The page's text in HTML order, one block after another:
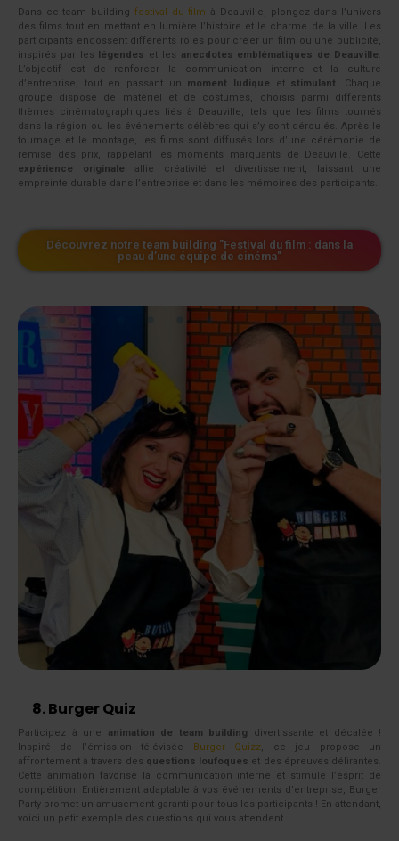
Dans ce team building festival du film à Deauville, plongez dans l’univers
des films tout en mettant en lumière l’histoire et le charme de la ville. Les
participants endossent différents rôles pour créer un film ou une publicité,
inspirés par les légendes et les anecdotes emblématiques de Deauville
L’objectif est de renforcer la communication interne et la culture
d’entreprise, tout en passant un moment ludique et stimulant
. Chaque
groupe dispose de matériel et de costumes, choisis parmi différents
thèmes cinématographiques liés à Deauville, tels que les films tournés
dans la région ou les événements célèbres qui s’y sont déroulés. Après le
tournage et le montage, les films sont diffusés lors d’une cérémonie de
remise des prix, rappelant les moments marquants de Deauville. Cette
expérience originale allie créativité et divertissement, laissant une
empreinte durable dans l’entreprise et dans les mémoires des participants.
Découvrez notre team building "Festival du film : dans la
peau d’une équipe de cinéma"
8. Burger Quiz
Participez à une animation de team building
divertissante et décalée !
Inspiré de l’émission télévisée
Burger Quizz, ce jeu propose un
affrontement à travers des questions loufoques et des épreuves délirantes.
Cette animation favorise la communication interne et stimule l’esprit de
compétition. Entièrement adaptable à vos événements d’entreprise, Burger
Party promet un amusement garanti pour tous les participants ! En attendant,
voici un petit exemple des questions qui vous attendent…